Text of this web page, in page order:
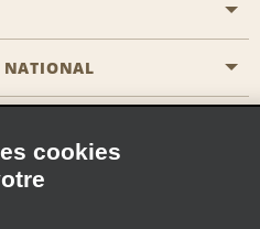
NATIONAL
cookies